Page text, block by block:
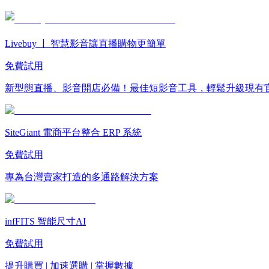
Livebuy ￜ 智慧影音讓直播購物更簡單
免費試用
新型態直播、影音開店必備！最佳短影音工具，輕鬆升級現有
SiteGiant 電商平台整合 ERP 系統
免費試用
專為台灣賣家打造的多通路解決方案
infFITS 智能尺寸AI
免費試用
提升購買 | 加速選購 | 掌握數據